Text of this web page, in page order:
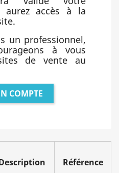
aurez accès à la
un professionnel,
à vous
de vente au
COMPTE
Référence